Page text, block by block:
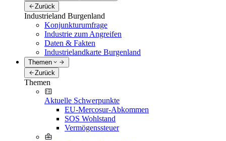
Zurück
Industrieland Burgenland
Konjunkturumfrage
Industrie zum Angreifen
Daten & Fakten
Industrielandkarte Burgenland
Themen
Zurück
Themen
Aktuelle Schwerpunkte
EU-Mercosur-Abkommen
SOS Wohlstand
Vermögenssteuer